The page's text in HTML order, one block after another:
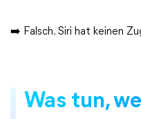
➡️ Falsch. Siri hat keinen
Was tun,